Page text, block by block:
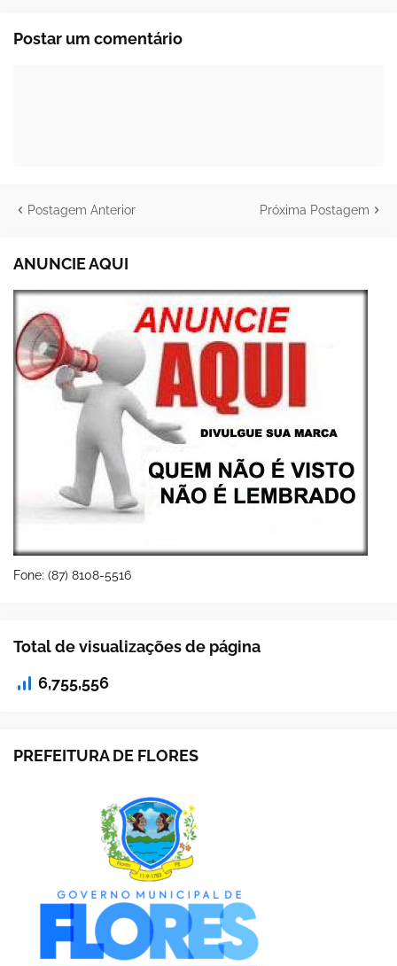
Postar um comentário
Postagem Anterior Próxima Postagem
ANUNCIE AQUI
Fone: (87) 8108-5516
Total de visualizações de página
6,755,556
PREFEITURA DE FLORES